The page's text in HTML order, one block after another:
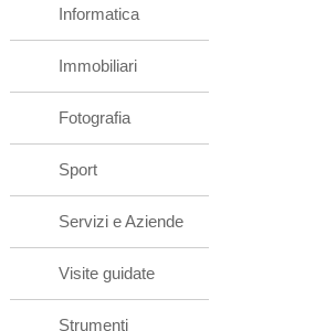
Informatica
Immobiliari
Fotografia
Sport
Servizi e Aziende
Visite guidate
Strumenti